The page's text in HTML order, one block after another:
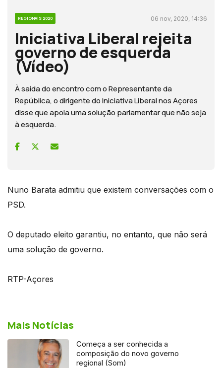
REGIONAIS 2020 06 nov, 2020, 14:36
Iniciativa Liberal rejeita
governo de esquerda
(Vídeo)
À saída do encontro com o Representante da
República, o dirigente do Iniciativa Liberal nos Açores
disse que apoia uma solução parlamentar que não seja
à esquerda.
Nuno Barata admitiu que existem conversações com o
PSD.
O deputado eleito garantiu, no entanto, que não será
uma solução de governo.
RTP-Açores
Mais Notícias
Começa a ser conhecida a
composição do novo governo
regional (Som)